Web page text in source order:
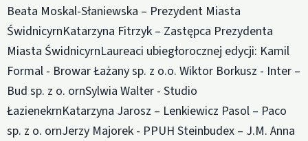
Beata Moskal-Słaniewska – Prezydent Miasta
ŚwidnicyrnKatarzyna Fitrzyk – Zastępca Prezydenta
Miasta ŚwidnicyrnLaureaci ubiegłorocznej edycji: Kamil
Formal - Browar Łażany sp. z o.o. Wiktor Borkusz - Inter –
Bud sp. z o. ornSylwia Walter - Studio
ŁazienekrnKatarzyna Jarosz – Lenkiewicz Pasol – Paco
sp. z o. ornJerzy Majorek - PPUH Steinbudex – J.M. Anna